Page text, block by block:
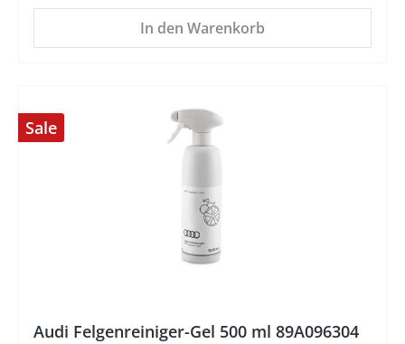
In den Warenkorb
Sale
Audi Felgenreiniger-Gel 500 ml 89A096304